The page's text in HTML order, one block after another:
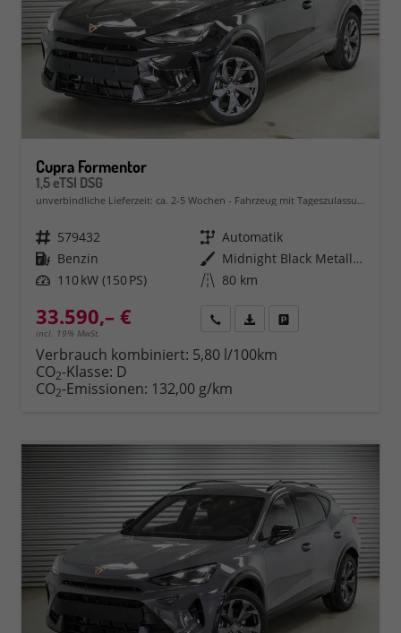
Cupra Formentor
1,5 eTSI DSG
unverbindliche Lieferzeit: ca. 2-5 Wochen Fahrzeug mit Tageszulassung
Fahrzeugnr. 579432 Getriebe Automatik
Kraftstoff Benzin Außenfarbe
Midnight Black Metallic (0E)
Leistung 110 kW (150 PS) Kilometerstand 80 km
33.590,– €
incl. 19% MwSt.
Rückruf PDF-Datei, Fahrzeugexposé
Verbrauch kombiniert: 5,80 l/100km
CO2-Klasse: D
CO2-Emissionen: 132,00 g/km